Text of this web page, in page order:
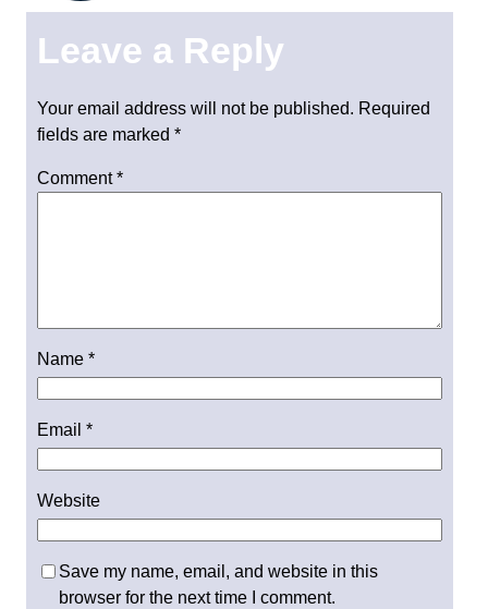
Leave a Reply
Your email address will not be published. Required
fields are marked *
Comment*
Name *
Email *
Website
Save my name, email, and website in this
browser for the next time I comment.